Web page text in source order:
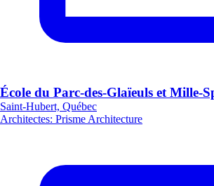
École du Parc-des-Glaïeuls et Mille-
Saint-Hubert, Québec
Architectes: Prisme Architecture